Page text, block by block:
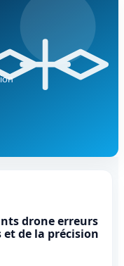
drone erreurs
de la précision